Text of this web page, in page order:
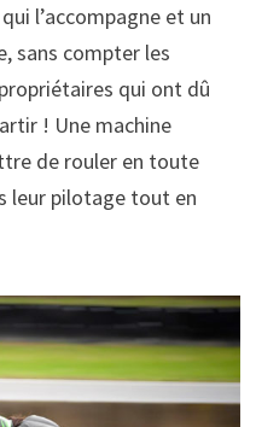
l’accompagne et un
sans compter les
qui ont dû
! Une machine
de rouler en toute
leur pilotage tout en